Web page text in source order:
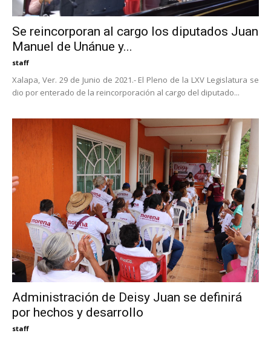
Se reincorporan al cargo los diputados Juan
Manuel de Unánue y...
staff
Xalapa, Ver. 29 de Junio de 2021.- El Pleno de la LXV Legislatura se
dio por enterado de la reincorporación al cargo del diputado...
Administración de Deisy Juan se definirá
por hechos y desarrollo
staff